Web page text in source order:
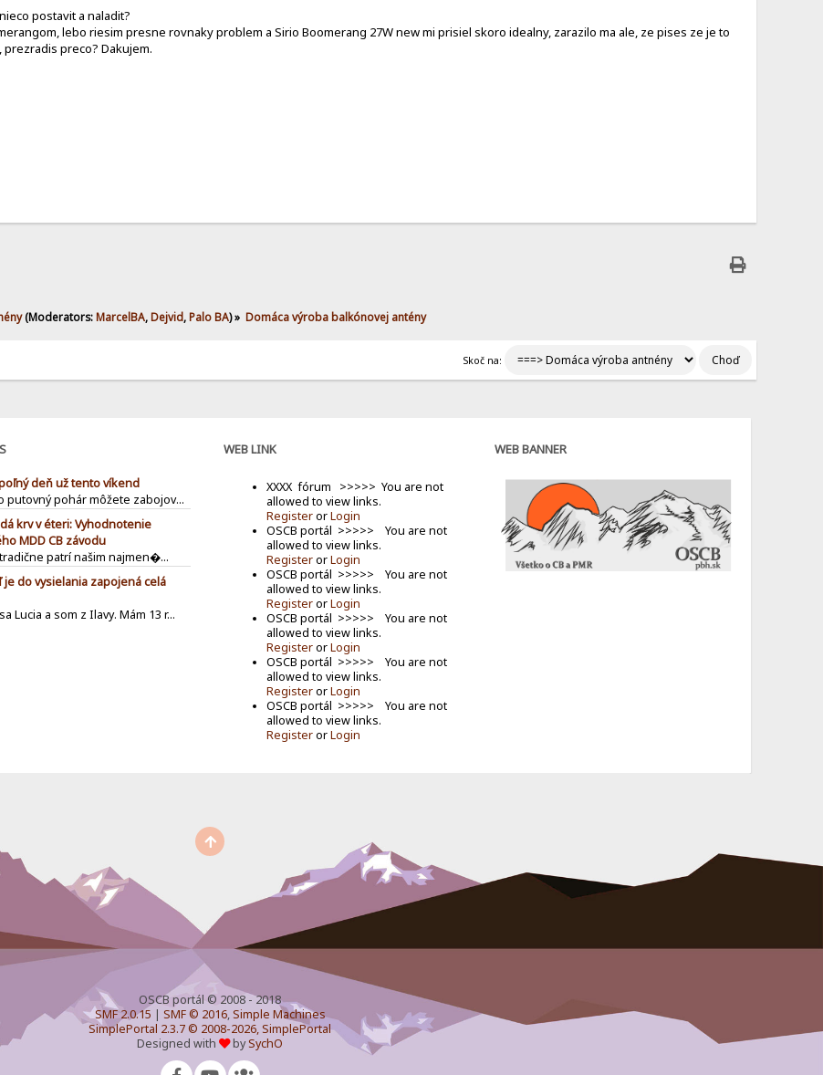
postavit a naladit?
lebo riesim presne rovnaky problem a Sirio Boomerang 27W new mi prisiel skoro idealny, zarazilo ma ale, ze pises ze je to
preco? Dakujem.
(Moderators:MarcelBA,Dejvid,Palo BA) » Domáca výroba balkónovej antény
Skoč na:
deň už tento víkend
putovný pohár môžete zabojov...
krv v éteri: Vyhodnotenie
MDD CB závodu
patrí našim najmen�...
je do vysielania zapojená celá
Lucia a som z Ilavy. Mám 13 r...
WEB LINK
XXXX fórum >>>>> You are not
allowed to view links.
RegisterorLogin
OSCB portál >>>>> You are not
allowed to view links.
RegisterorLogin
OSCB portál >>>>> You are not
allowed to view links.
RegisterorLogin
OSCB portál >>>>> You are not
allowed to view links.
RegisterorLogin
OSCB portál >>>>> You are not
allowed to view links.
RegisterorLogin
OSCB portál >>>>> You are not
allowed to view links.
RegisterorLogin
WEB BANNER
OSCB portál © 2008 - 2018
SMF 2.0.15 | SMF © 2016, Simple Machines
SimplePortal 2.3.7 © 2008-2026, SimplePortal
Designed with
bySychO